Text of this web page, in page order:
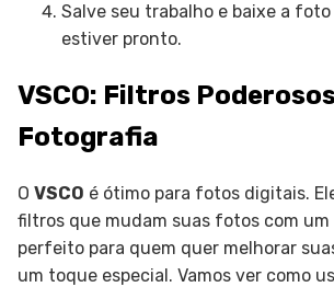
Salve seu trabalho e baixe a
estiver pronto.
VSCO: Filtros
Fotografia
O VSCO é ótimo para fotos digitais.
filtros que mudam suas fotos com um
perfeito para quem quer melhorar
um toque especial. Vamos ver como